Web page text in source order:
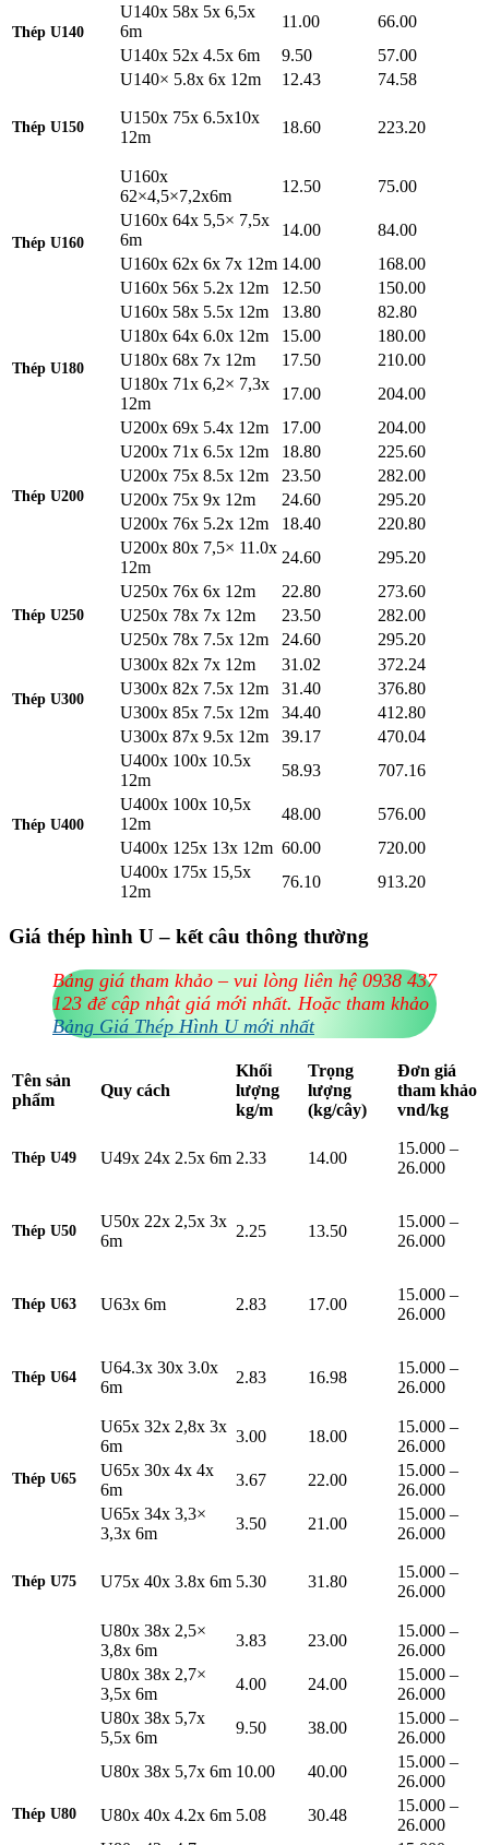
Thép U140
U140x 58x 5x 6,5x
6m
11.00
66.00
U140x 52x 4.5x 6m
9.50
57.00
U140× 5.8x 6x 12m
12.43 74.58
Thép U150
U150x 75x 6.5x10x
12m
18.60 223.20
Thép U160
U160x
62×4,5×7,2x6m
12.50
75.00
U160x 64x 5,5× 7,5x
6m
14.00
84.00
U160x 62x 6x 7x 12m 14.00
168.00
U160x 56x 5.2x 12m
12.50
150.00
U160x 58x 5.5x 12m
13.80 82.80
Thép U180
U180x 64x 6.0x 12m 15.00
180.00
U180x 68x 7x 12m
17.50
210.00
U180x 71x 6,2× 7,3x
12m
17.00 204.00
Thép U200
U200x 69x 5.4x 12m 17.00
204.00
U200x 71x 6.5x 12m
18.80
225.60
U200x 75x 8.5x 12m
23.50
282.00
U200x 75x 9x 12m
24.60
295.20
U200x 76x 5.2x 12m
18.40
220.80
U200x 80x 7,5× 11.0x
12m
24.60 295.20
Thép U250
U250x 76x 6x 12m 22.80
273.60
U250x 78x 7x 12m
23.50
282.00
U250x 78x 7.5x 12m
24.60 295.20
Thép U300
U300x 82x 7x 12m 31.02
372.24
U300x 82x 7.5x 12m
31.40
376.80
U300x 85x 7.5x 12m
34.40
412.80
U300x 87x 9.5x 12m
39.17 470.04
Thép U400
U400x 100x 10.5x
12m
58.93
707.16
U400x 100x 10,5x
12m
48.00
576.00
U400x 125x 13x 12m 60.00
720.00
U400x 175x 15,5x
12m
76.10 913.20
Giá thép hình U – kết câu thông thường
Bảng giá tham khảo – vui lòng liên hệ 0938 437
123 để cập nhật giá mới nhất. Hoặc tham khảo
Bảng Giá Thép Hình U mới nhất
Tên sản
phẩm
Quy cách
Khối
lượng
kg/m
Trọng
lượng
(kg/cây)
Đơn giá
tham khảo
vnd/kg
Thép U49 U49x 24x 2.5x 6m 2.33 14.00
15.000 –
26.000
Thép U50
U50x 22x 2,5x 3x
6m
2.25 13.50
15.000 –
26.000
Thép U63 U63x 6m 2.83 17.00
15.000 –
26.000
Thép U64
U64.3x 30x 3.0x
6m
2.83 16.98
15.000 –
26.000
Thép U65
U65x 32x 2,8x 3x
6m
3.00 18.00
15.000 –
26.000
U65x 30x 4x 4x
6m
3.67 22.00
15.000 –
26.000
U65x 34x 3,3×
3,3x 6m
3.50 21.00
15.000 –
26.000
Thép U75 U75x 40x 3.8x 6m 5.30 31.80
15.000 –
26.000
Thép U80
U80x 38x 2,5×
3,8x 6m
3.83 23.00
15.000 –
26.000
U80x 38x 2,7×
3,5x 6m
4.00 24.00
15.000 –
26.000
U80x 38x 5,7x
5,5x 6m
9.50 38.00
15.000 –
26.000
U80x 38x 5,7x 6m 10.00 40.00
15.000 –
26.000
U80x 40x 4.2x 6m 5.08 30.48
15.000 –
26.000